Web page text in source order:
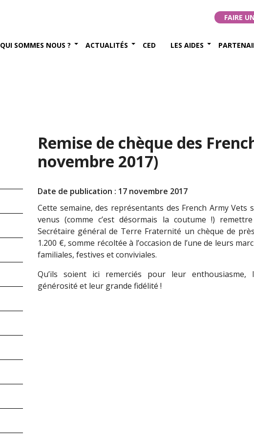
FAIRE
QUI SOMMES NOUS ? ACTUALITÉS CED LES AIDES
Remise de chèque des
novembre 2017)
Date de publication : 17 novembre 2017
Cette semaine, des représentants des French Army Vets
venus (comme c’est désormais la coutume !)
Secrétaire général de Terre Fraternité un chèque de
1.200 €, somme récoltée à l’occasion de l’une de leurs
familiales, festives et conviviales.
Qu’ils soient ici remerciés pour leur enthousiasme,
générosité et leur grande fidélité !